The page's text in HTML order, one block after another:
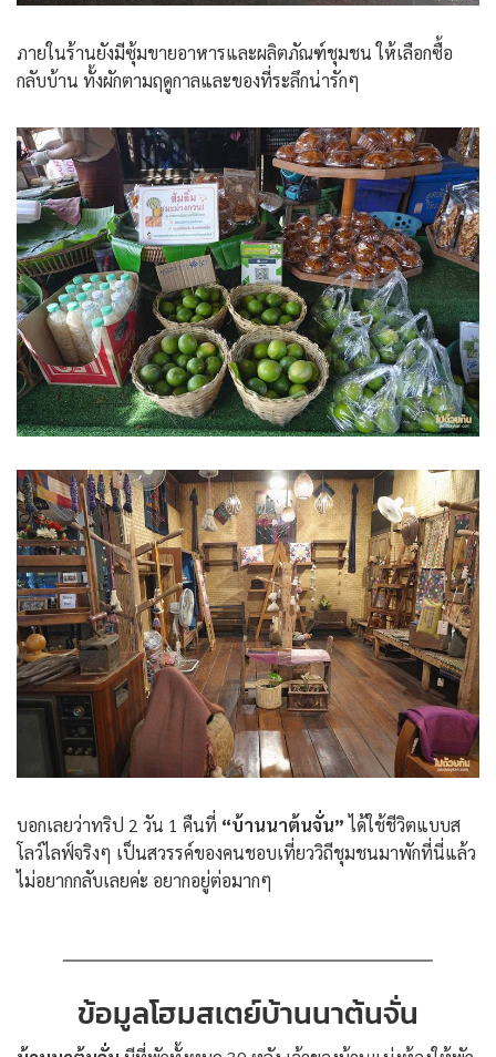
ภายในร้านยังมีซุ้มขายอาหารและผลิตภัณฑ์ชุมชน ให้เลือกซื้อ
กลับบ้าน ทั้งผักตามฤดูกาลและของที่ระลึกน่ารักๆ
บอกเลยว่าทริป 2 วัน 1 คืนที่ “บ้านนาต้นจั่น”ได้ใช้ชีวิตแบบส
โลว์ไลฟ์จริงๆ เป็นสวรรค์ของคนชอบเที่ยววิถีชุมชนมาพักที่นี่แล้ว
ไม่อยากกลับเลยค่ะ อยากอยู่ต่อมากๆ
ข้อมูลโฮมสเตย์บ้านนาต้นจั่น